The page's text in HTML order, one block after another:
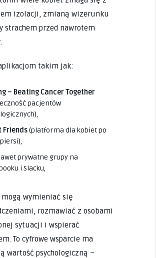
izolacji, zmianą wizerunku
strachem przed nawrotem
takim jak:
– Beating Cancer Together
pacjentów
Friends(platforma dla kobiet po
prywatne grupy na
i Slacku,
wymieniać się
rozmawiać z osobami
sytuacji i wspierać
To cyfrowe wsparcie ma
wartość psychologiczną –